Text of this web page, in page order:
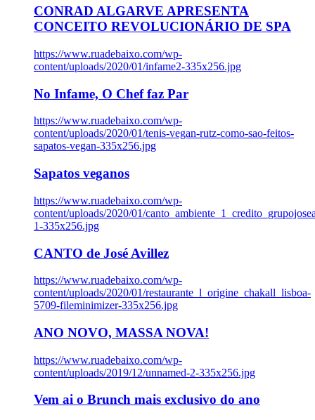
CONRAD ALGARVE APRESENTA
CONCEITO REVOLUCIONÁRIO DE SPA
https://www.ruadebaixo.com/wp-
content/uploads/2020/01/infame2-335x256.jpg
No Infame, O Chef faz Par
https://www.ruadebaixo.com/wp-
content/uploads/2020/01/tenis-vegan-rutz-como-sao-feitos-
sapatos-vegan-335x256.jpg
Sapatos veganos
https://www.ruadebaixo.com/wp-
content/uploads/2020/01/
1-335x256.jpg
CANTO de José Avillez
https://www.ruadebaixo.com/wp-
content/uploads/2020/01/restaurante_l_origine_chakall_lisboa-
5709-fileminimizer-335x256.jpg
ANO NOVO, MASSA NOVA!
https://www.ruadebaixo.com/wp-
content/uploads/2019/12/unnamed-2-335x256.jpg
Vem ai o Brunch mais exclusivo do ano